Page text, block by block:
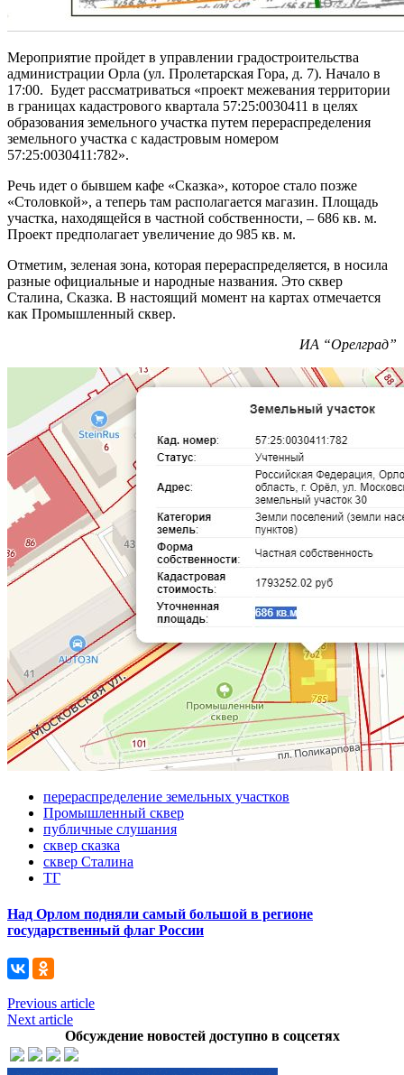
Мероприятие пройдет в управлении градостроительства
администрации Орла (ул. Пролетарская Гора, д. 7). Начало в
17:00. Будет рассматриваться «проект межевания территории
в границах кадастрового квартала 57:25:0030411 в целях
образования земельного участка путем перераспределения
земельного участка с кадастровым номером
57:25:0030411:782».
Речь идет о бывшем кафе «Сказка», которое стало позже
«Столовкой», а теперь там располагается магазин. Площадь
участка, находящейся в частной собственности, – 686 кв. м.
Проект предполагает увеличение до 985 кв. м.
Отметим, зеленая зона, которая перераспределяется, в носила
разные официальные и народные названия. Это сквер
Сталина, Сказка. В настоящий момент на картах отмечается
как Промышленный сквер.
ИА “Орелград”
перераспределение земельных участков
Промышленный сквер
публичные слушания
сквер сказка
сквер Сталина
ТГ
Над Орлом подняли самый большой в регионе
государственный флаг России
Previous article
Next article
Обсуждение новостей доступно в соцсетях